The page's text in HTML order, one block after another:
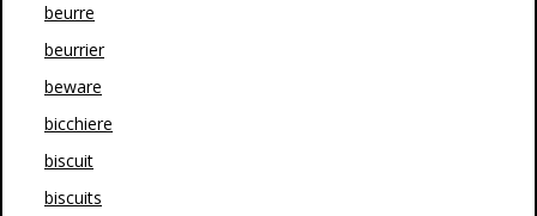
beurre
beurrier
beware
bicchiere
biscuit
biscuits